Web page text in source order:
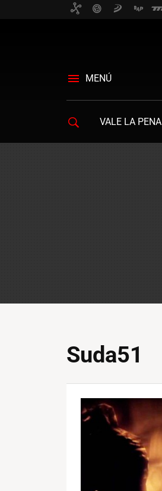
MENÚ
VALE LA PENA
Suda51